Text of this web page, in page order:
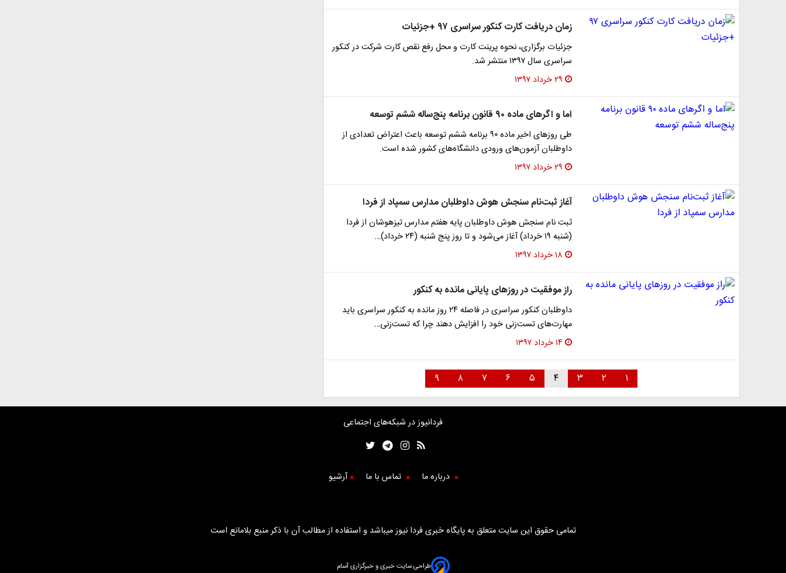
زمان دریافت کارت‌ کنکور سراسری‌ ۹۷ +جزئیات
جزئیات برگزاری، نحوه پرینت کارت و محل رفع نقص کارت شرکت در کنکور
سراسری سال ۱۳۹۷ منتشر شد.
۲۹ خرداد ۱۳۹۷
اما و اگر‌های ماده ۹۰ قانون برنامه پنج‌ساله ششم توسعه
طی روز‌های اخیر ماده ۹۰ برنامه ششم توسعه باعث اعتراض تعدادی از
داوطلبان آزمون‌های ورودی دانشگاه‌های کشور شده است.
۲۹ خرداد ۱۳۹۷
آغاز ثبت‌نام سنجش هوش داوطلبان مدارس سمپاد از فردا
ثبت نام سنجش هوش داوطلبان پایه هفتم مدارس تیزهوشان از فردا
(شنبه ۱۹ خرداد) آغاز می‌شود و تا روز پنج شنبه (۲۴ خرداد)…
۱۸ خرداد ۱۳۹۷
راز موفقیت در روز‌های پایانی مانده به کنکور
داوطلبان کنکور سراسری در فاصله ۲۴ روز مانده به کنکور سراسری باید
مهارت‌های تست‌زنی خود را افزایش دهند چرا که تست‌زنی…
۱۴ خرداد ۱۳۹۷
۱ ۲ ۳ ۴ ۵ ۶ ۷ ۸ ۹
فردانیوز در شبکه‌های اجتماعی
درباره ما تماس با ما آرشیو
تمامی حقوق این سایت متعلق به پایگاه خبری فردا نیوز میباشد و استفاده از مطالب آن با ذکر منبع بلامانع است
طراحی سایت خبری و خبرگزاری آسام